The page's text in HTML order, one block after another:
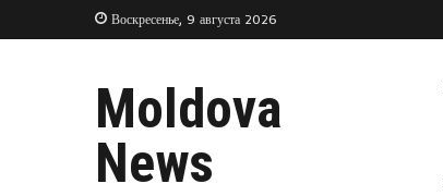
Воскресенье, 9 августа 2026
Moldova
News